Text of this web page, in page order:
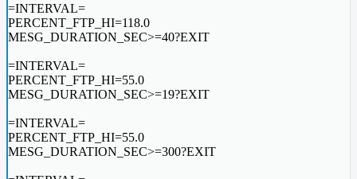
=INTERVAL=
PERCENT_FTP_HI=118.0
MESG_DURATION_SEC>=40?EXIT
=INTERVAL=
PERCENT_FTP_HI=55.0
MESG_DURATION_SEC>=19?EXIT
=INTERVAL=
PERCENT_FTP_HI=55.0
MESG_DURATION_SEC>=300?EXIT